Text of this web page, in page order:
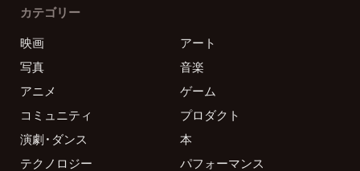
カテゴリー
映画
アート
写真
音楽
アニメ
ゲーム
コミュニティ
プロダクト
演劇・ダンス
本
テクノロジー
パフォーマンス